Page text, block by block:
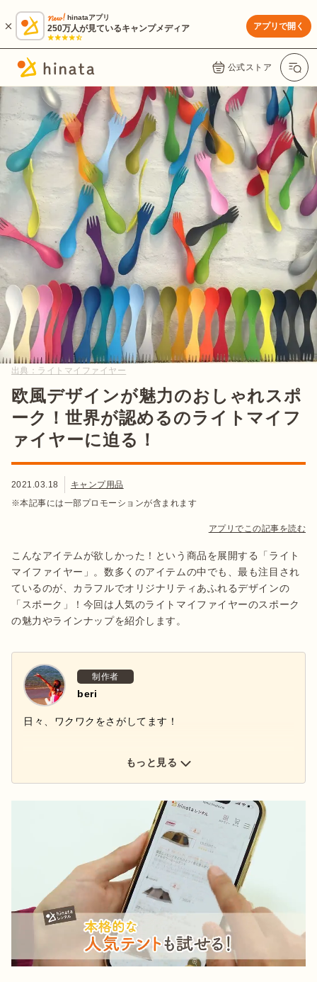
hinataアプリ
250万人が見ているキャンプメディア アプリで開く
公式ストア
出典： ライトマイファイヤー
欧風デザインが魅力のおしゃれスポ
ーク！世界が認めるのライトマイフ
ァイヤーに迫る！
2021.03.18
キャンプ用品
※本記事には一部プロモーションが含まれます
アプリでこの記事を読む
こんなアイテムが欲しかった！という商品を展開する「ライト
マイファイヤー」。数多くのアイテムの中でも、最も注目され
ているのが、カラフルでオリジナリティあふれるデザインの
「スポーク」！今回は人気のライトマイファイヤーのスポーク
の魅力やラインナップを紹介します。
制作者
beri
日々、ワクワクをさがしてます！
もっと見る